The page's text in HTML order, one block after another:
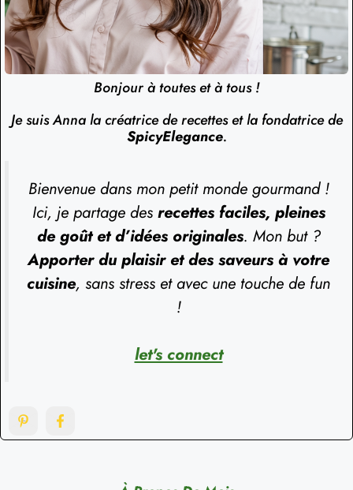
Bonjour à toutes et à tous !
Je suis Anna la créatrice de recettes et la fondatrice de
SpicyElegance.
Bienvenue dans mon petit monde gourmand !
Ici, je partage des recettes faciles, pleines
de goût et d’idées originales. Mon but ?
Apporter du plaisir et des saveurs à votre
cuisine, sans stress et avec une touche de fun
!
let's connect